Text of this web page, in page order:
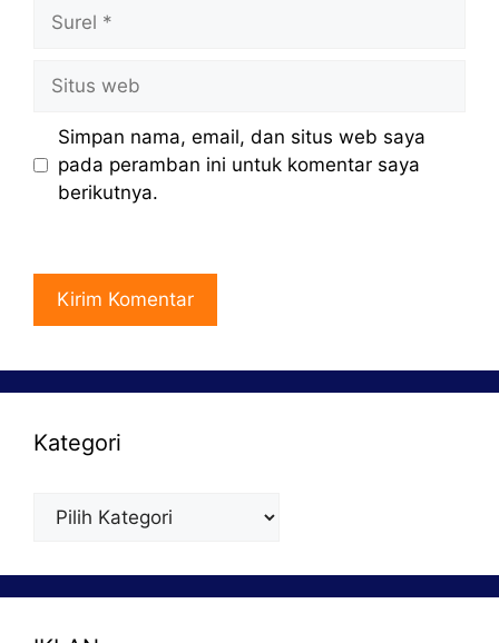
web
Simpan nama, email, dan situs web saya
pada peramban ini untuk komentar saya
berikutnya.
Kategori
Kategori